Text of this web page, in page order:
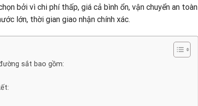
bởi vì chi phí thấp, giá cả bình ổn, vận chuyển an toàn
lớn, thời gian giao nhận chính xác.
sắt bao gồm: